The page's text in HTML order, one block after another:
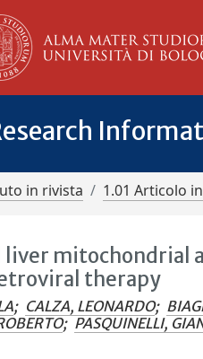
in rivista 1.01 Articolo
mitochondrial
therapy
; CALZA, LEONARDO;
; PASQUINELLI,